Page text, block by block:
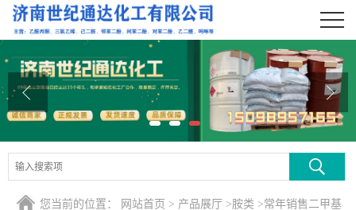
公司首页
公司介绍
产品展厅
证书荣誉
您当前的位置： 网站首页 > 产品展厅 >胺类 >常年销售二甲基